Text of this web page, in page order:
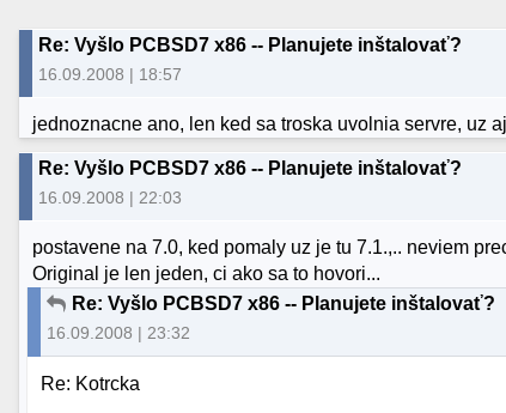
Re: Vyšlo PCBSD7 x86 -- Planujete inštalovať?
16.09.2008 | 18:57
jednoznacne ano, len ked sa troska uvolnia servre, uz
Re: Vyšlo PCBSD7 x86 -- Planujete inštalovať?
16.09.2008 | 22:03
postavene na 7.0, ked pomaly uz je tu 7.1.,.. neviem
Original je len jeden, ci ako sa to hovori...
Re: Vyšlo PCBSD7 x86 -- Planujete inštalovať?
16.09.2008 | 23:32
Re: Kotrcka